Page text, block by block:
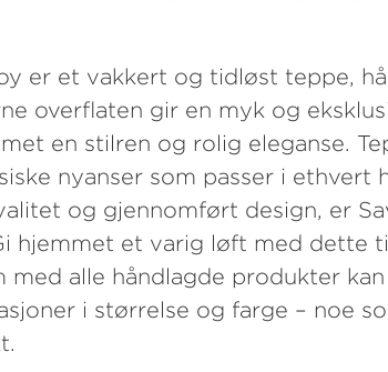
er et vakkert og tidløst teppe,
overflaten gir en myk og
en stilren og rolig eleganse.
nyanser som passer i ethvert
og gjennomført design, er
hjemmet et varig løft med dette
med alle håndlagde produkter
i størrelse og farge – noe